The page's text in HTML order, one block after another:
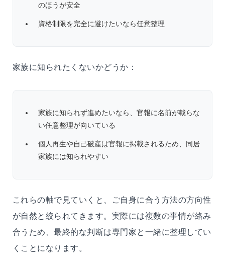
のほうが安全
資格制限を完全に避けたいなら任意整理
家族に知られたくないかどうか：
家族に知られず進めたいなら、官報に名前が載らな
い任意整理が向いている
個人再生や自己破産は官報に掲載されるため、同居
家族には知られやすい
これらの軸で見ていくと、ご自身に合う方法の方向性
が自然と絞られてきます。実際には複数の事情が絡み
合うため、最終的な判断は専門家と一緒に整理してい
くことになります。